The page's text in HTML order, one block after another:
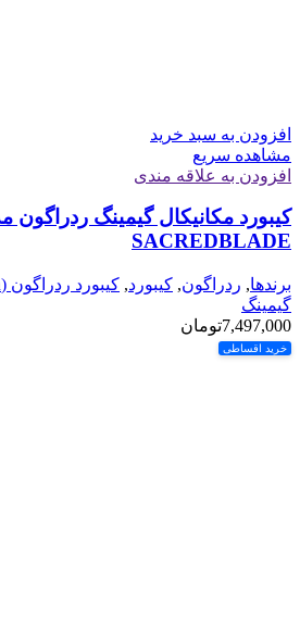
افزودن به سبد خرید
مشاهده سریع
افزودن به علاقه مندی
SACREDBLADE
برندها, ردراگون, کیبورد, کیبورد ردراگون (Redragon)
گیمینگ
7,497,000تومان
خرید اقساطی